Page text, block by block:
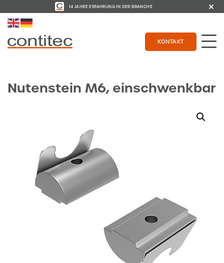
14 JAHRE ERFAHRUNG IN DER BRANCHE
KONTAKT
Nutenstein M6, einschwenkbar